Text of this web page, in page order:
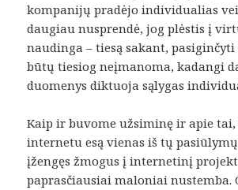
kompanijų pradėjo individualias
daugiau nusprendė, jog plėstis į
naudinga – tiesą sakant,
būtų tiesiog neįmanoma, kadangi
duomenys diktuoja sąlygas
Kaip ir buvome užsiminę ir apie
internetu esą vienas iš tų
įžengęs žmogus į internetinį
paprasčiausiai maloniai nustemba.